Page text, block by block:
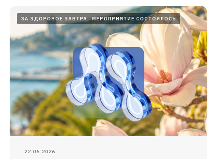
ЗА ЗДОРОВОЕ ЗАВТРА МЕРОПРИЯТИЕ СОСТОЯЛОСЬ
22.06.2026